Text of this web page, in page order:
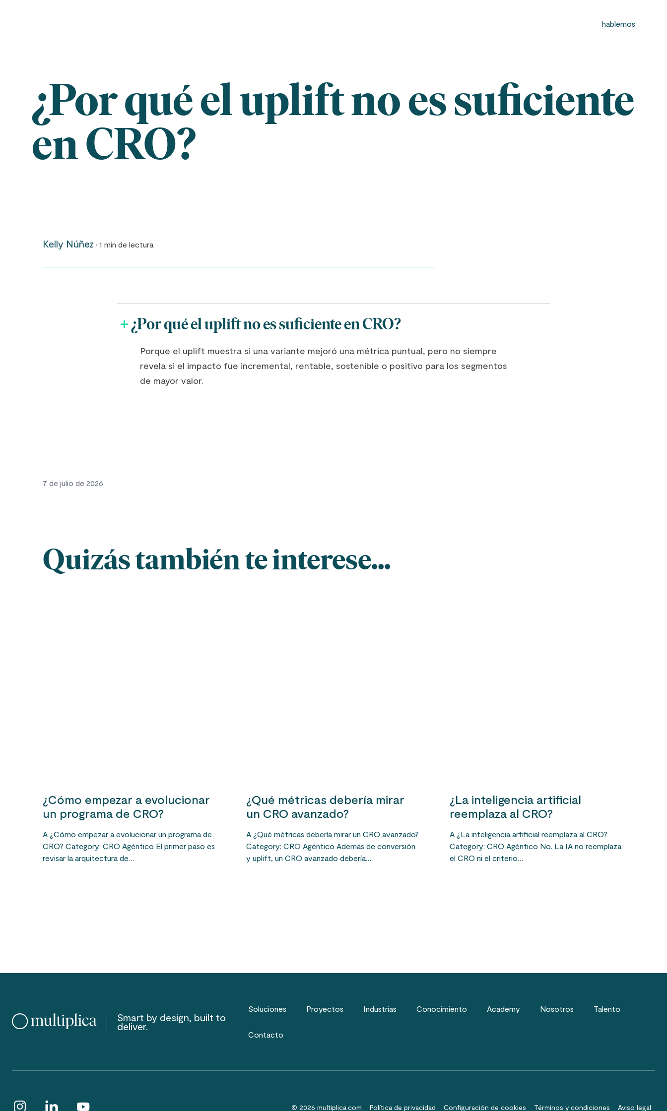
hablemos
¿Por qué el uplift no es suficiente
en CRO?
Kelly Núñez · 1 min de lectura
¿Por qué el uplift no es suficiente en CRO?
Porque el uplift muestra si una variante mejoró una métrica puntual, pero no siempre
revela si el impacto fue incremental, rentable, sostenible o positivo para los segmentos
de mayor valor.
7 de julio de 2026
Quizás también te interese...
¿Cómo empezar a evolucionar
un programa de CRO?
A ¿Cómo empezar a evolucionar un programa de
CRO? Category: CRO Agéntico El primer paso es
revisar la arquitectura de…
¿Qué métricas debería mirar
un CRO avanzado?
A ¿Qué métricas debería mirar un CRO avanzado?
Category: CRO Agéntico Además de conversión
y uplift, un CRO avanzado debería…
¿La inteligencia artificial
reemplaza al CRO?
A ¿La inteligencia artificial reemplaza al CRO?
Category: CRO Agéntico No. La IA no reemplaza
el CRO ni el criterio…
Smart by design, built to
deliver.
Soluciones Proyectos Industrias Conocimiento Academy Nosotros Talento
Contacto
© 2026 multiplica.com Política de privacidad Configuración de cookies Términos y condiciones Aviso legal